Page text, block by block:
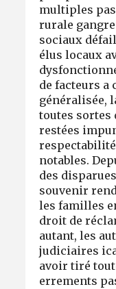
multiples
rurale
sociaux
élus locaux
de facteurs a
généralisée,
toutes sortes
restées
notables.
des
souvenir
les familles
droit de
autant, les
judiciaires
avoir tiré
errements